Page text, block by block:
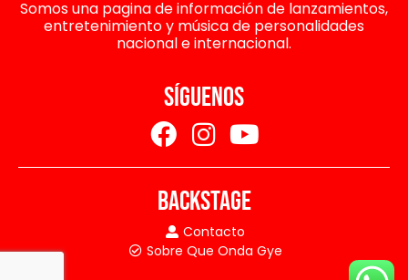
Somos una pagina de información de lanzamientos,
entretenimiento y música de personalidades
nacional e internacional.
SÍGUENOS
BACKSTAGE
Contacto
Sobre Que Onda Gye